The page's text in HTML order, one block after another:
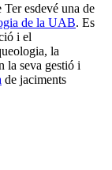
esdevé una de
de la UAB. Es
i el
la
la seva gestió i
de jaciments